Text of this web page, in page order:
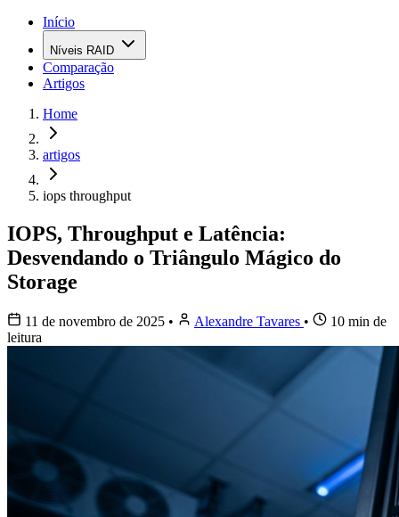
Início
Níveis RAID
Comparação
Artigos
Home
artigos
iops throughput
IOPS, Throughput e Latência:
Desvendando o Triângulo Mágico do
Storage
11 de novembro de 2025 • Alexandre Tavares •
10 min de
leitura